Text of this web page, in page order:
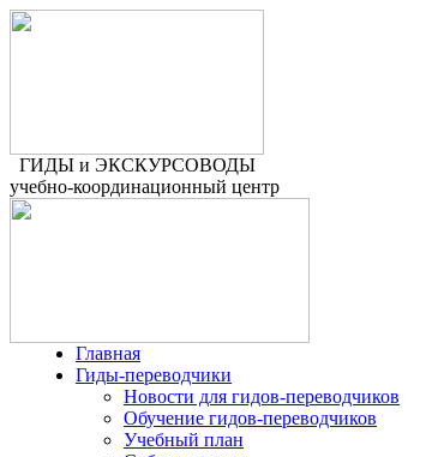
ГИДЫ и ЭКСКУРСОВОДЫ
учебно-координационный центр
Главная
Гиды-переводчики
Новости для гидов-переводчиков
Обучение гидов-переводчиков
Учебный план